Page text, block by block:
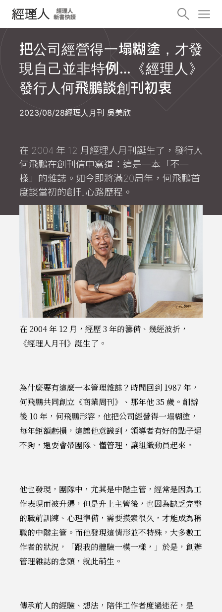
把公司經營得一塌糊塗，才發
現自己並非特例…《經理人》
發行人何飛鵬談創刊初衷
2023/08/28經理人月刊 吳美欣
在 2004 年 12 月經理人月刊誕生了，發行人
何飛鵬在創刊信中寫道：這是一本「不一
樣」的雜誌。如今即將滿20周年，何飛鵬首
度談當初的創刊心路歷程。
在 2004 年 12 月，經歷 3 年的籌備、幾經波折，
《經理人月刊》誕生了。
為什麼要有這麼一本管理雜誌？時間回到 1987 年，
何飛鵬共同創立《商業周刊》、那年他 35 歲。創辦
後 10 年，何飛鵬形容，他把公司經營得一塌糊塗，
每年鉅額虧損，這讓他意識到，領導者有好的點子還
不夠，還要會帶團隊、懂管理，讓組織動員起來。
他也發現，團隊中，尤其是中階主管，經常是因為工
作表現而被升遷，但是升上主管後，也因為缺乏完整
的職前訓練、心理準備，需要摸索很久，才能成為稱
職的中階主管。而他發現這情形並不特殊，大多數工
作者的狀況，「跟我的體驗一模一樣，」於是，創辦
管理雜誌的念頭，就此萌生。
傳承前人的經驗、想法，陪伴工作者度過迷茫，是